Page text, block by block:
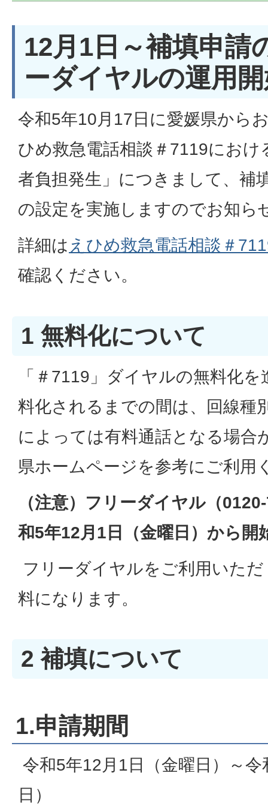
12月1日～補填申請
ーダイヤルの運用
令和5年10月17日に愛媛県から
ひめ救急電話相談＃7119におけ
者負担発生」につきまして、補
の設定を実施しますのでお知ら
詳細は えひめ救急電話相談＃
確認ください。
1 無料化について
「＃7119」ダイヤルの無料化
料化されるまでの間は、回線種
によっては有料通話となる場合
県ホームページを参考にご利用
（注意）フリーダイヤル（
和5年12月1日（金曜日）から開
フリーダイヤルをご利用いた
料になります。
2 補填について
1.申請期間
令和5年12月1日（金曜日）～
日）